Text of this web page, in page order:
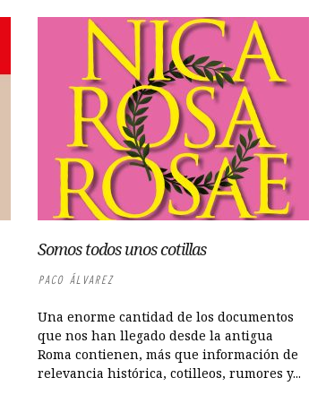
Somos todos unos cotillas
PACO ÁLVAREZ
Una enorme cantidad de los documentos
que nos han llegado desde la antigua
Roma contienen, más que información de
relevancia histórica, cotilleos, rumores y...